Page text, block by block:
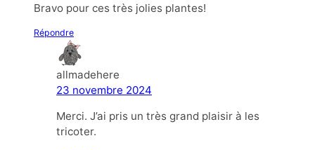
Bravo pour ces très jolies plantes!
Répondre
allmadehere
23 novembre 2024
Merci. J’ai pris un très grand plaisir à les
tricoter.